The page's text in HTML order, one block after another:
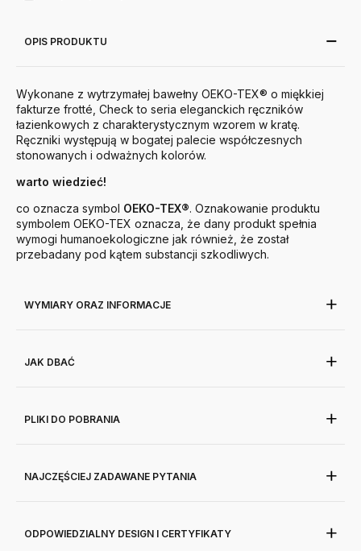
OPIS PRODUKTU
Wykonane z wytrzymałej bawełny OEKO-TEX® o miękkiej
fakturze frotté, Check to seria eleganckich ręczników
łazienkowych z charakterystycznym wzorem w kratę.
Ręczniki występują w bogatej palecie współczesnych
stonowanych i odważnych kolorów.
warto wiedzieć!
co oznacza symbol OEKO-TEX®. Oznakowanie produktu
symbolem OEKO-TEX oznacza, że dany produkt spełnia
wymogi humanoekologiczne jak również, że został
przebadany pod kątem substancji szkodliwych.
WYMIARY ORAZ INFORMACJE
JAK DBAĆ
PLIKI DO POBRANIA
NAJCZĘŚCIEJ ZADAWANE PYTANIA
ODPOWIEDZIALNY DESIGN I CERTYFIKATY